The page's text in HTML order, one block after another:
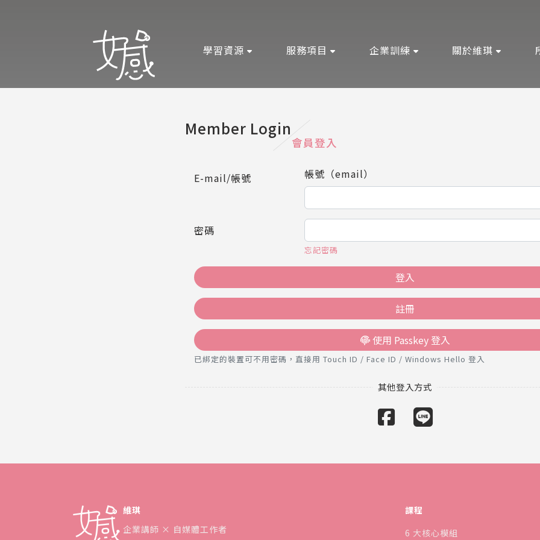
學習資源 服務項目 企業訓練 關於維琪
Member Login
會員登入
E-mail/帳號 帳號（email）
密碼
忘記密碼
登入
註冊
使用 Passkey 登入
已綁定的裝置可不用密碼，直接用 Touch ID / Face ID / Windows Hello 登入
維琪
企業講師 × 自媒體工作者
課程
6 大核心模組